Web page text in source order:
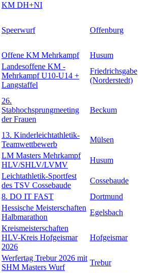
KM DH+NI
Speerwurf Offenburg
Offene KM Mehrkampf Husum
Landesoffene KM -
Mehrkampf U10-U14 +
Langstaffel
Friedrichsgabe
(Norderstedt)
26.
Stabhochsprungmeeting
der Frauen
Beckum
13. Kinderleichtathletik-
Teamwettbewerb
Mülsen
LM Masters Mehrkampf
HLV/SHLV/LVMV
Husum
Leichtathletik-Sportfest
des TSV Cossebaude
Cossebaude
8. DO IT FAST
Dortmund
Hessische Meisterschaften
Halbmarathon
Egelsbach
Kreismeisterschaften
HLV-Kreis Hofgeismar
2026
Hofgeismar
Werfertag Trebur 2026 mit
SHM Masters Wurf
Trebur